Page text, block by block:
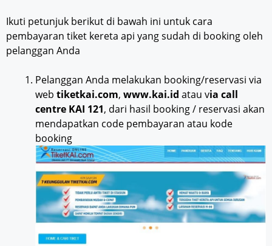
Ikuti petunjuk berikut di bawah ini untuk cara
pembayaran tiket kereta api yang sudah di booking oleh
pelanggan Anda
Pelanggan Anda melakukan booking/reservasi via
web tiketkai.com, www.kai.id atau via call
centre KAI 121, dari hasil booking / reservasi akan
mendapatkan code pembayaran atau kode
booking